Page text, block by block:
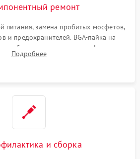
ремонт
питания, замена пробитых мосфетов,
и предохранителей. BGA-пайка на
реболлинг или замена графического
памяти GDDR. Прошивка BIOS
Подробнее
и сборка